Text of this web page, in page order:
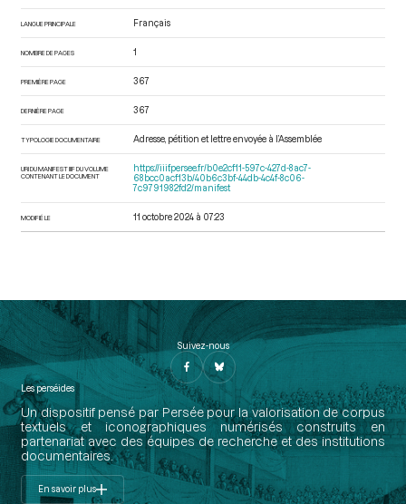
LANGUE PRINCIPALE Français
NOMBRE DE PAGES 1
PREMIÈRE PAGE 367
DERNIÈRE PAGE 367
TYPOLOGIE DOCUMENTAIRE Adresse, pétition et lettre envoyée à l’Assemblée
URI DU MANIFEST IIIF DU VOLUME
CONTENANT LE DOCUMENT
https://iiif.persee.fr/b0e2cf11-597c-427d-8ac7-
68bcc0acf13b/40b6c3bf-44db-4c4f-8c06-
7c9791982fd2/manifest
MODIFIÉ LE 11 octobre 2024 à 07:23
Suivez-nous
Les perséides
Un dispositif pensé par Persée pour la valorisation de corpus
textuels et iconographiques numérisés construits en
partenariat avec des équipes de recherche et des institutions
documentaires.
En savoir plus